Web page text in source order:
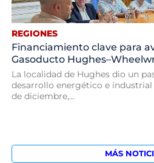
REGIONES
Financiamiento clave para
Gasoducto
La localidad de Hughes dio un
desarrollo energético e industrial
de diciembre,...
MÁS